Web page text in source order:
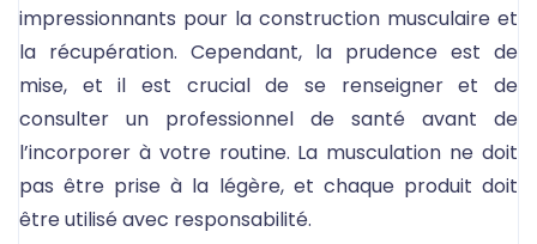
impressionnants pour la construction musculaire et
la récupération. Cependant, la prudence est de
mise, et il est crucial de se renseigner et de
consulter un professionnel de santé avant de
l’incorporer à votre routine. La musculation ne doit
pas être prise à la légère, et chaque produit doit
être utilisé avec responsabilité.